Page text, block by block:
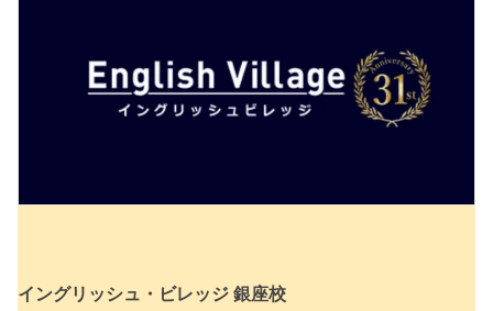
イングリッシュ・ビレッジ 銀座校